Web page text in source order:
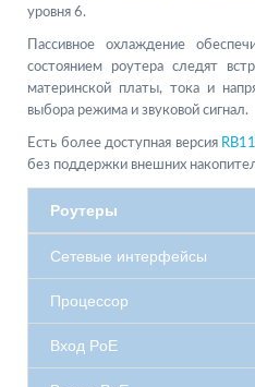
уровня 6.
Пассивное охлаждение
состоянием роутера следят
материнской платы, тока и
выбора режима и звуковой сигнал.
Есть более доступная версия
без поддержки внешних
Роутеры
Сетевые интерфейсы
Процессор
Вход PoE